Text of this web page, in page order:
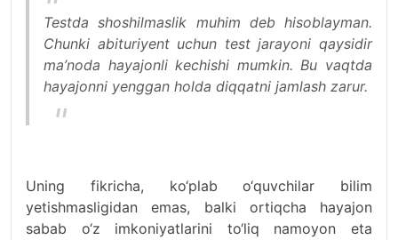
Testda shoshilmaslik muhim deb hisoblayman.
Chunki abituriyent uchun test jarayoni qaysidir
ma’noda hayajonli kechishi mumkin. Bu vaqtda
hayajonni yenggan holda diqqatni jamlash zarur.
Uning fikricha, ko‘plab o‘quvchilar bilim
yetishmasligidan emas, balki ortiqcha hayajon
sabab o‘z imkoniyatlarini to‘liq namoyon eta